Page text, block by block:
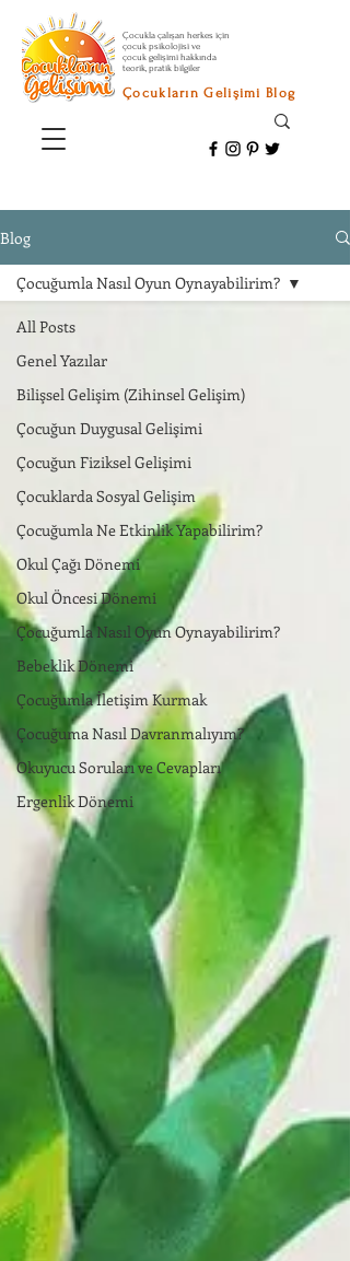
Çocukla çalışan herkes için
çocuk psikolojisi ve
çocuk gelişimi hakkında
teorik, pratik bilgiler
Çocukların Gelişimi Blog
Blog
All Posts
Genel Yazılar
Bilişsel Gelişim (Zihinsel Gelişim)
Çocuğun Duygusal Gelişimi
Çocuğun Fiziksel Gelişimi
Çocuklarda Sosyal Gelişim
Çocuğumla Ne Etkinlik Yapabilirim?
Okul Çağı Dönemi
Okul Öncesi Dönemi
Çocuğumla Nasıl Oyun Oynayabilirim?
Bebeklik Dönemi
Çocuğumla İletişim Kurmak
Çocuğuma Nasıl Davranmalıyım?
Okuyucu Soruları ve Cevapları
Ergenlik Dönemi
Çocuğumla Nasıl Oyun Oynayabilirim?